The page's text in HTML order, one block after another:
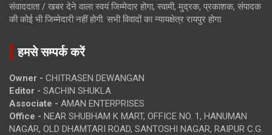
संवाददाता / खबर देने वाला स्वयं जिम्मेदार होगा, स्वामी, मुद्रक, प्रकाशक, संपादक
की कोई भी जिम्मेदारी नहीं होगी. सभी विवादों का न्यायक्षेत्र रायपुर होगा
हमसे सम्पर्क करें
Owner - CHITRASEN DEWANGAN
Editor - SACHIN SHUKLA
Associate - AMAN ENTERPRISES
Office - NEAR SHUBHAM K MART, OFFICE NO. 1, HANUMAN
NAGAR, OLD DHAMTARI ROAD, SANTOSHI NAGAR, RAIPUR C.G.